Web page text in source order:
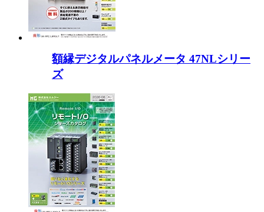
額縁デジタルパネルメータ 47NLシリー
ズ